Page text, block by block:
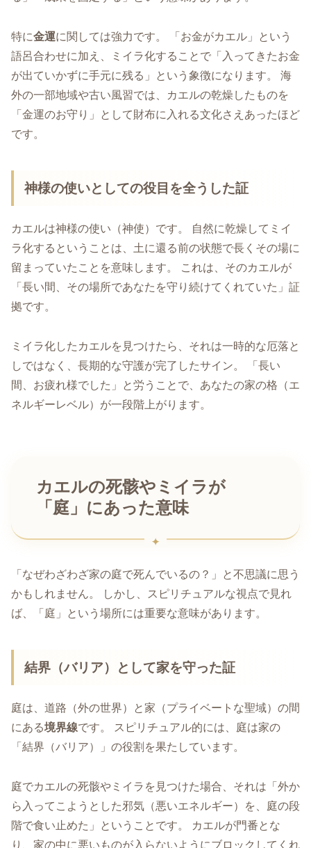
特に金運に関しては強力です。 「お金がカエル」という
語呂合わせに加え、ミイラ化することで「入ってきたお金
が出ていかずに手元に残る」という象徴になります。 海
外の一部地域や古い風習では、カエルの乾燥したものを
「金運のお守り」として財布に入れる文化さえあったほど
です。
神様の使いとしての役目を全うした証
カエルは神様の使い（神使）です。 自然に乾燥してミイ
ラ化するということは、土に還る前の状態で長くその場に
留まっていたことを意味します。 これは、そのカエルが
「長い間、その場所であなたを守り続けてくれていた」証
拠です。
ミイラ化したカエルを見つけたら、それは一時的な厄落と
しではなく、長期的な守護が完了したサイン。 「長い
間、お疲れ様でした」と労うことで、あなたの家の格（エ
ネルギーレベル）が一段階上がります。
カエルの死骸やミイラが
「庭」にあった意味
「なぜわざわざ家の庭で死んでいるの？」と不思議に思う
かもしれません。 しかし、スピリチュアルな視点で見れ
ば、「庭」という場所には重要な意味があります。
結界（バリア）として家を守った証
庭は、道路（外の世界）と家（プライベートな聖域）の間
にある境界線です。 スピリチュアル的には、庭は家の
「結界（バリア）」の役割を果たしています。
庭でカエルの死骸やミイラを見つけた場合、それは「外か
ら入ってこようとした邪気（悪いエネルギー）を、庭の段
階で食い止めた」ということです。 カエルが門番とな
り、家の中に悪いものが入らないようにブロックしてくれ